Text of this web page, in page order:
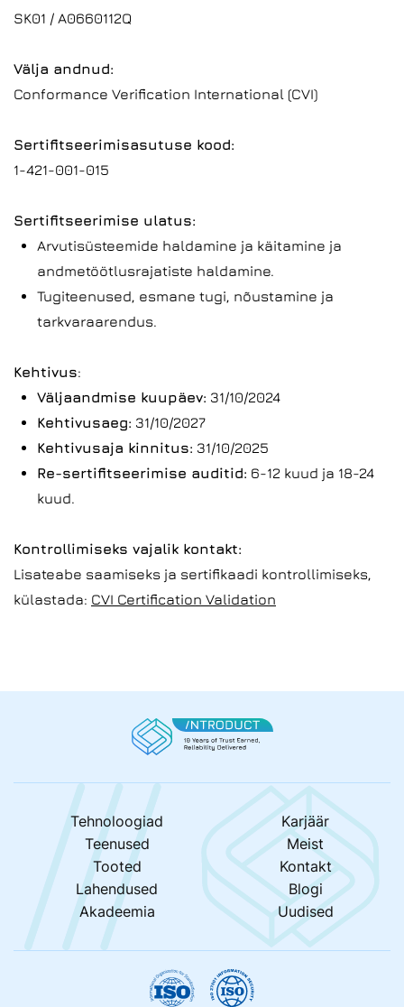
SK01 / A0660112Q
Välja andnud:
Conformance Verification International (CVI)
Sertifitseerimisasutuse kood:
1-421-001-015
Sertifitseerimise ulatus:
Arvutisüsteemide haldamine ja käitamine ja
andmetöötlusrajatiste haldamine.
Tugiteenused, esmane tugi, nõustamine ja
tarkvaraarendus.
Kehtivus:
Väljaandmise kuupäev: 31/10/2024
Kehtivusaeg: 31/10/2027
Kehtivusaja kinnitus: 31/10/2025
Re-sertifitseerimise auditid: 6-12 kuud ja 18-24
kuud.
Kontrollimiseks vajalik kontakt:
Lisateabe saamiseks ja sertifikaadi kontrollimiseks,
külastada: CVI Certification Validation
Tehnoloogiad
Teenused
Tooted
Lahendused
Akadeemia
Karjäär
Meist
Kontakt
Blogi
Uudised